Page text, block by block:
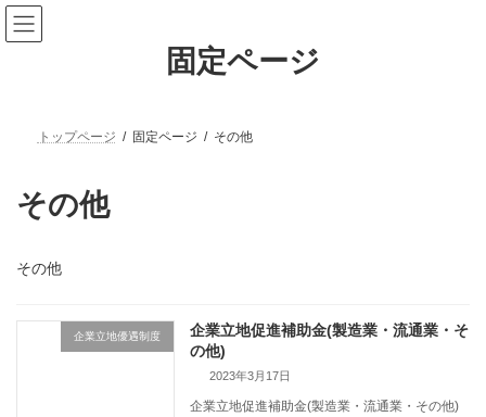
固定ページ
トップページ 固定ページ その他
その他
その他
企業立地優遇制度
企業立地促進補助金(製造業・流通業・そ
の他)
2023年3月17日
企業立地促進補助金(製造業・流通業・その他)